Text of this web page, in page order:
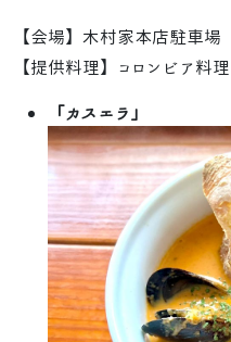
【会場】木村家本店駐車場
【提供料理】コロンビア料理
「カスエラ」